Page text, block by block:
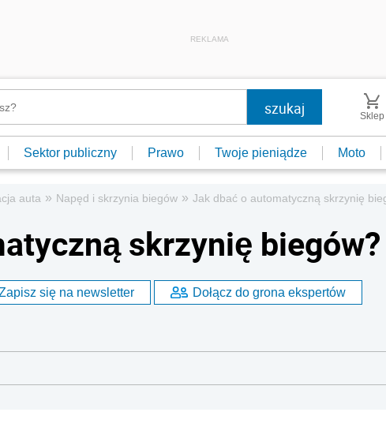
REKLAMA
Sklep
Sektor publiczny Prawo Twoje pieniądze Moto
auta » Napęd i skrzynia biegów » Jak dbać o automatyczną skrzynię
skrzynię biegów?
się na newsletter Dołącz do grona ekspertów